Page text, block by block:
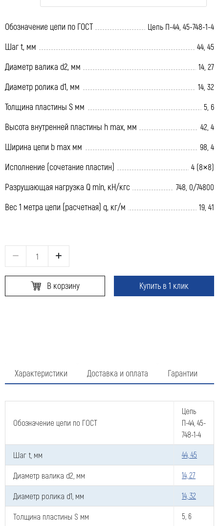
Обозначение цепи по ГОСТ Цепь П-44, 45-748-1-4
Шаг t, мм 44, 45
Диаметр валика d2, мм 14, 27
Диаметр ролика d1, мм 14, 32
Толщина пластины S мм 5, 6
Высота внутренней пластины h max, мм 42, 4
Ширина цепи b max мм 98, 4
Исполнение (сочетание пластин) 4 (8×8)
Разрушающая нагрузка Q min, кН/кгс 748, 0/74800
Вес 1 метра цепи (расчетная) q, кг/м 19, 41
В корзину Купить в 1 клик
Характеристики Доставка и оплата Гарантии
Обозначение цепи по ГОСТ
Цепь
П-44, 45-
748-1-4
Шаг t, мм 44, 45
Диаметр валика d2, мм 14, 27
Диаметр ролика d1, мм 14, 32
Толщина пластины S мм 5, 6
Как к Вам обращаться (обязательно)
Номер телефона для связи (обязательно)